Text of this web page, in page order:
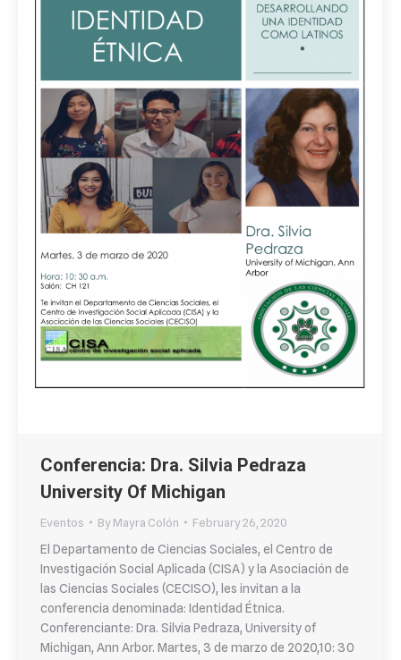
Conferencia: Dra. Silvia Pedraza
University Of Michigan
Eventos ByMayra Colón
February 26, 2020
El Departamento de Ciencias Sociales, el Centro de
Investigación Social Aplicada (CISA) y la Asociación de
las Ciencias Sociales (CECISO), les invitan a la
conferencia denominada: Identidad Étnica.
Conferenciante: Dra. Silvia Pedraza, University of
Michigan, Ann Arbor. Martes, 3 de marzo de 2020,10: 30